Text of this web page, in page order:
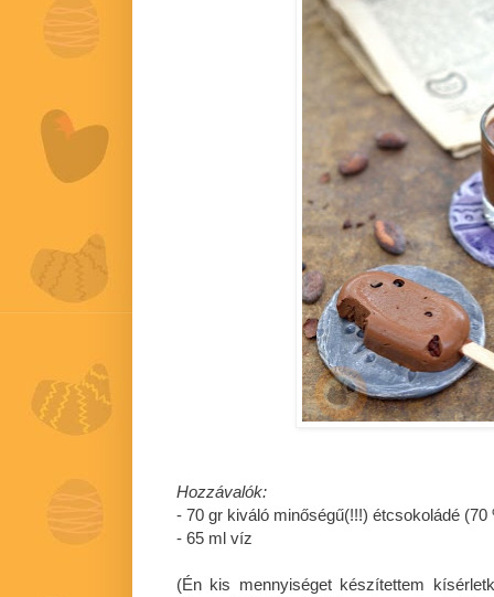
Hozzávalók:
- 70 gr kiváló minőségű(!!!) étcsokoládé
- 65 ml víz
(Én kis mennyiséget készítettem